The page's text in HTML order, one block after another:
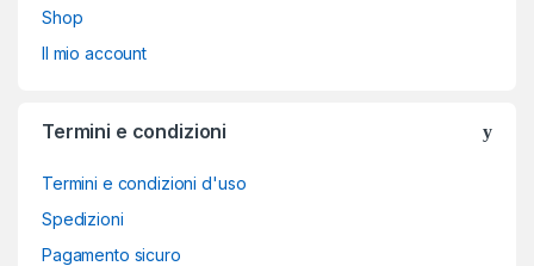
Shop
Il mio account
Termini e condizioni
Termini e condizioni d'uso
Spedizioni
Pagamento sicuro